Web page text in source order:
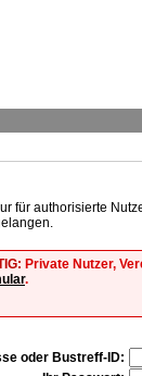
für authorisierte
Private Nutzer,
.
oder Bustreff-ID: